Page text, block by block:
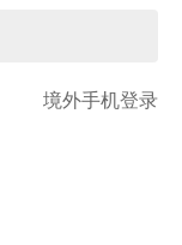
境外手机登录